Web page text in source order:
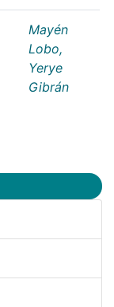
Mayén
Lobo,
Yerye
Gibrán